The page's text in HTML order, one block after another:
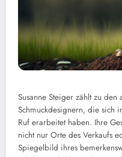
Susanne Steiger zählt zu den
Schmuckdesignern, die sich
Ruf erarbeitet haben. Ihre
nicht nur Orte des Verkaufs
Spiegelbild ihres